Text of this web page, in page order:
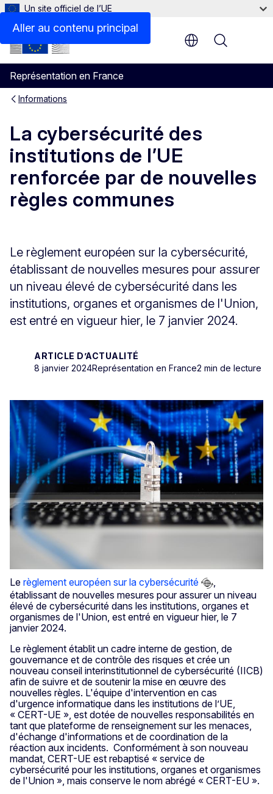
Aller au contenu principal
Un site officiel de l’UE
Représentation en France
Menu
Informations
La cybersécurité des
institutions de l’UE
renforcée par de nouvelles
règles communes
Le règlement européen sur la cybersécurité,
établissant de nouvelles mesures pour assurer
un niveau élevé de cybersécurité dans les
institutions, organes et organismes de l'Union,
est entré en vigueur hier, le 7 janvier 2024.
ARTICLE D’ACTUALITÉ
8 janvier 2024Représentation en France2 min de lecture
Le règlement européen sur la cybersécurité
,
établissant de nouvelles mesures pour assurer un niveau
élevé de cybersécurité dans les institutions, organes et
organismes de l'Union, est entré en vigueur hier, le 7
janvier 2024.
Le règlement établit un cadre interne de gestion, de
gouvernance et de contrôle des risques et crée un
nouveau conseil interinstitutionnel de cybersécurité (IICB)
afin de suivre et de soutenir la mise en œuvre des
nouvelles règles. L'équipe d'intervention en cas
d'urgence informatique dans les institutions de l’UE,
« CERT-UE », est dotée de nouvelles responsabilités en
tant que plateforme de renseignement sur les menaces,
d'échange d'informations et de coordination de la
réaction aux incidents. Conformément à son nouveau
mandat, CERT-UE est rebaptisé « service de
cybersécurité pour les institutions, organes et organismes
de l'Union », mais conserve le nom abrégé « CERT-EU ».